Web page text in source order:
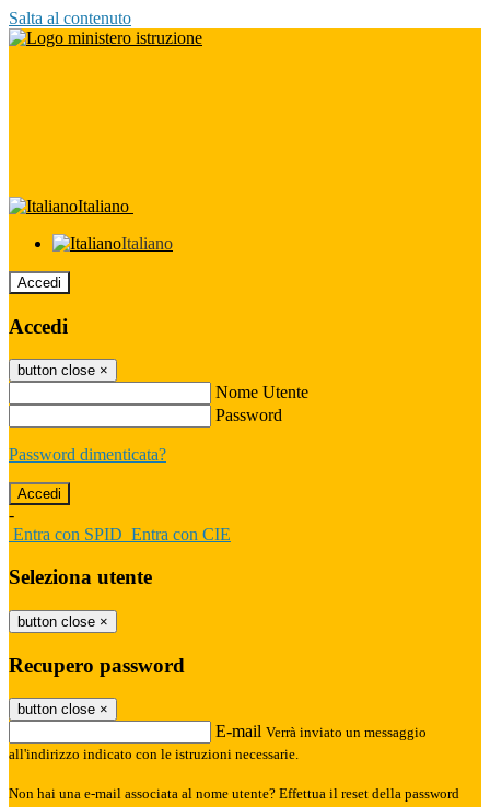
Salta al contenuto
Italiano
Italiano
Accedi
Accedi
button close ×
Nome Utente
Password
Password dimenticata?
-
Entra con SPID Entra con CIE
Seleziona utente
button close ×
Recupero password
button close ×
E-mail Verrà inviato un messaggio
all'indirizzo indicato con le istruzioni necessarie.
Non hai una e-mail associata al nome utente? Effettua il reset della password